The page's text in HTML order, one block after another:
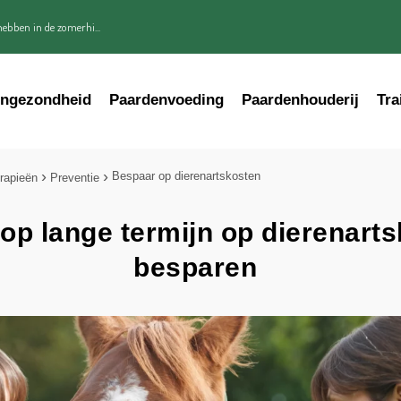
in de zomerhi...
Paardenvoeding Paardenhouderij
Preventie Bespaar op dierenartskosten
lange termijn op
besparen